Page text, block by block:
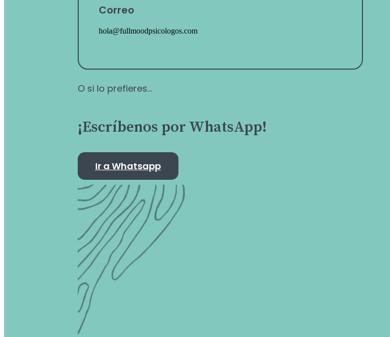
Correo
hola@fullmoodpsicologos.com
O si lo prefieres...
¡Escríbenos por WhatsApp!
Ir a Whatsapp